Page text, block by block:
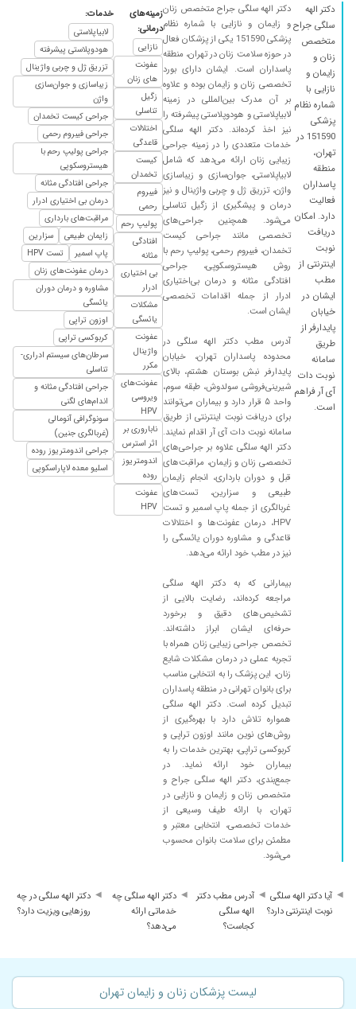
دکتر الهه
سلگی جراح
متخصص
زنان و
زایمان و
نازایی با
شماره نظام
پزشکی
151590 در
تهران،
منطقه
پاسداران
فعالیت
دارد. امکان
دریافت
نوبت
اینترنتی از
مطب
ایشان در
خیابان
پایدارفر از
طریق
سامانه
نوبت دات
آی آر فراهم
است.
دکتر الهه سلگی جراح متخصص زنان
و زایمان و نازایی با شماره نظام
پزشکی 151590 یکی از پزشکان فعال
در حوزه سلامت زنان در تهران، منطقه
پاسداران است. ایشان دارای بورد
تخصصی زنان و زایمان بوده و علاوه
بر آن مدرک بین‌المللی در زمینه
لابیاپلاستی و هودوپلاستی پیشرفته را
نیز اخذ کرده‌اند. دکتر الهه سلگی
خدمات متعددی را در زمینه جراحی
زیبایی زنان ارائه می‌دهد که شامل
لابیاپلاستی، جوان‌سازی و زیباسازی
واژن، تزریق ژل و چربی واژینال و نیز
درمان و پیشگیری از زگیل تناسلی
می‌شود. همچنین جراحی‌های
تخصصی مانند جراحی کیست
تخمدان، فیبروم رحمی، پولیپ رحم با
روش هیستروسکوپی، جراحی
افتادگی مثانه و درمان بی‌اختیاری
ادرار از جمله اقدامات تخصصی
ایشان است.
آدرس مطب دکتر الهه سلگی در
محدوده پاسداران تهران، خیابان
پایدارفر نبش بوستان هشتم، بالای
شیرینی‌فروشی سولدوش، طبقه سوم،
واحد ۵ قرار دارد و بیماران می‌توانند
برای دریافت نوبت اینترنتی از طریق
سامانه نوبت دات آی آر اقدام نمایند.
دکتر الهه سلگی علاوه بر جراحی‌های
تخصصی زنان و زایمان، مراقبت‌های
قبل و دوران بارداری، انجام زایمان
طبیعی و سزارین، تست‌های
غربالگری از جمله پاپ اسمیر و تست
HPV، درمان عفونت‌ها و اختلالات
قاعدگی و مشاوره دوران یائسگی را
نیز در مطب خود ارائه می‌دهد.
بیمارانی که به دکتر الهه سلگی
مراجعه کرده‌اند، رضایت بالایی از
تشخیص‌های دقیق و برخورد
حرفه‌ای ایشان ابراز داشته‌اند.
تخصص جراحی زیبایی زنان همراه با
تجربه عملی در درمان مشکلات شایع
زنان، این پزشک را به انتخابی مناسب
برای بانوان تهرانی در منطقه پاسداران
تبدیل کرده است. دکتر الهه سلگی
همواره تلاش دارد با بهره‌گیری از
روش‌های نوین مانند اوزون تراپی و
کربوکسی تراپی، بهترین خدمات را به
بیماران خود ارائه نماید. در
جمع‌بندی، دکتر الهه سلگی جراح و
متخصص زنان و زایمان و نازایی در
تهران، با ارائه طیف وسیعی از
خدمات تخصصی، انتخابی معتبر و
مطمئن برای سلامت بانوان محسوب
می‌شود.
زمینه‌های
درمانی:
نازایی
عفونت
های زنان
زگیل
تناسلی
اختلالات
قاعدگی
کیست
تخمدان
فیبروم
رحمی
پولیپ رحم
افتادگی
مثانه
بی اختیاری
ادرار
مشکلات
یائسگی
عفونت
واژینال
مکرر
عفونت‌های
ویروسی
HPV
ناباروری بر
اثر استرس
اندومتریوز
روده
عفونت
HPV
خدمات:
لابیاپلاستی
هودوپلاستی پیشرفته
تزریق ژل و چربی واژینال
زیباسازی و جوان‌سازی
واژن
جراحی کیست تخمدان
جراحی فیبروم رحمی
جراحی پولیپ رحم با
هیستروسکوپی
جراحی افتادگی مثانه
درمان بی اختیاری ادرار
مراقبت‌های بارداری
زایمان طبیعی
سزارین
پاپ اسمیر
تست HPV
درمان عفونت‌های زنان
مشاوره و درمان دوران
یائسگی
اوزون تراپی
کربوکسی تراپی
سرطان‌های سیستم ادراری-
تناسلی
جراحی افتادگی مثانه و
اندام‌های لگنی
سونوگرافی آنومالی
(غربالگری جنین)
جراحی اندومتریوز روده
اسلیو معده لاپاراسکوپی
آیا دکتر الهه سلگی
نوبت اینترنتی دارد؟
آدرس مطب دکتر
الهه سلگی
کجاست؟
دکتر الهه سلگی چه
خدماتی ارائه
می‌دهد؟
دکتر الهه سلگی در چه
روزهایی ویزیت دارد؟
لیست پزشکان زنان و زایمان تهران